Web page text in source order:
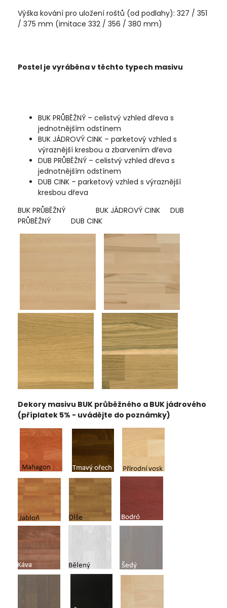
Výška kování pro uložení roštů (od podlahy): 327 / 351
/ 375 mm (imitace 332 / 356 / 380 mm)
Postel je vyráběna v těchto typech masivu
BUK PRŮBĚŽNÝ – celistvý vzhled dřeva s
jednotnějším odstínem
BUK JÁDROVÝ CINK – parketový vzhled s
výraznější kresbou a zbarvením dřeva
DUB PRŮBĚŽNÝ – celistvý vzhled dřeva s
jednotnějším odstínem
DUB CINK – parketový vzhled s výraznější
kresbou dřeva
BUK PRŮBĚŽNÝ BUK JÁDROVÝ CINK DUB
PRŮBĚŽNÝ DUB CINK
Dekory masivu BUK průběžného a BUK jádrového
(příplatek 5% - uvádějte do poznámky)